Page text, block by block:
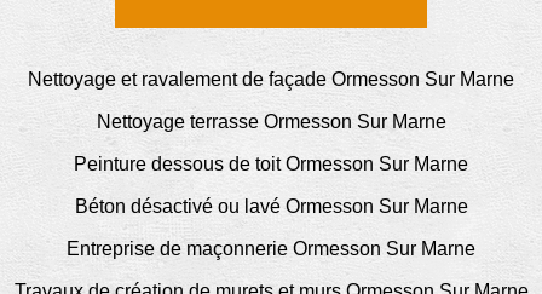
Nettoyage et ravalement de façade Ormesson Sur Marne
Nettoyage terrasse Ormesson Sur Marne
Peinture dessous de toit Ormesson Sur Marne
Béton désactivé ou lavé Ormesson Sur Marne
Entreprise de maçonnerie Ormesson Sur Marne